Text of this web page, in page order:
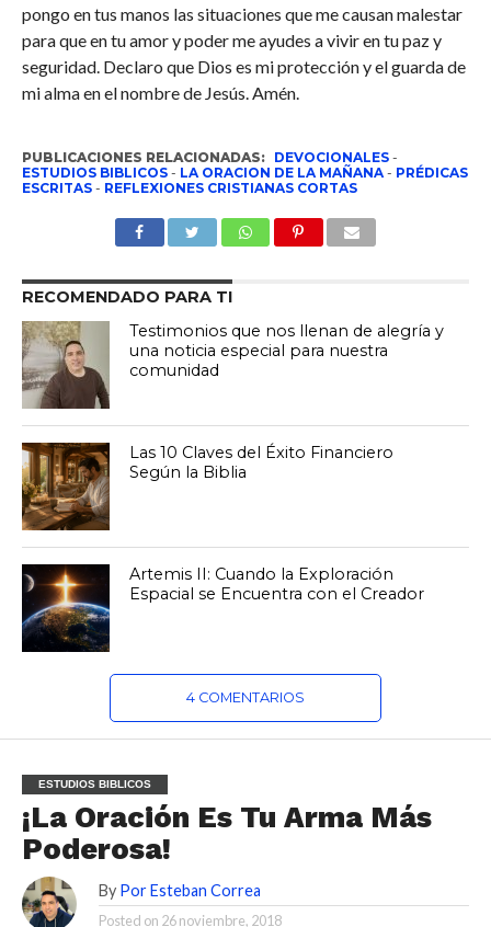
pongo en tus manos las situaciones que me causan malestar
para que en tu amor y poder me ayudes a vivir en tu paz y
seguridad. Declaro que Dios es mi protección y el guarda de
mi alma en el nombre de Jesús. Amén.
PUBLICACIONES RELACIONADAS: DEVOCIONALES-
ESTUDIOS BIBLICOS- LA ORACION DE LA MAÑANA- PRÉDICAS
ESCRITAS- REFLEXIONES CRISTIANAS CORTAS
RECOMENDADO PARA TI
Testimonios que nos llenan de alegría y
una noticia especial para nuestra
comunidad
Las 10 Claves del Éxito Financiero
Según la Biblia
Artemis II: Cuando la Exploración
Espacial se Encuentra con el Creador
4 COMENTARIOS
ESTUDIOS BIBLICOS
¡La Oración Es Tu Arma Más
Poderosa!
By Por Esteban Correa
Posted on 26 noviembre, 2018